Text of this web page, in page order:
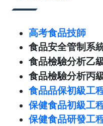
高考食品技師
食品安全管制系
食品檢驗分析乙
食品檢驗分析丙
食品品保初級工
保健食品初級工
保健食品研發工